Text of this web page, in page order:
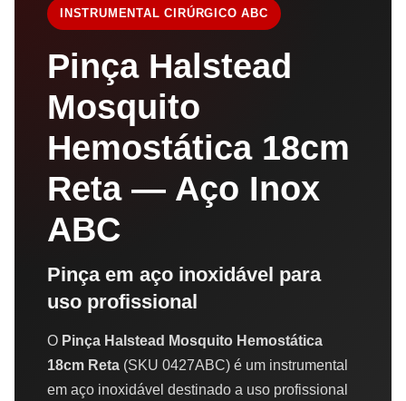
INSTRUMENTAL CIRÚRGICO ABC
Pinça Halstead
Mosquito
Hemostática 18cm
Reta — Aço Inox
ABC
Pinça em aço inoxidável para
uso profissional
O Pinça Halstead Mosquito Hemostática
18cm Reta (SKU 0427ABC) é um instrumental
em aço inoxidável destinado a uso profissional